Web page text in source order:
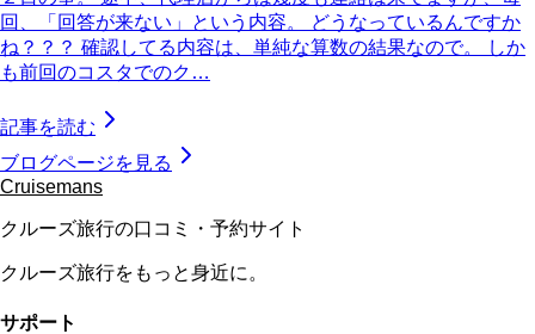
回、「回答が来ない」という内容。 どうなっているんですか
ね？？？ 確認してる内容は、単純な算数の結果なので。 しか
も前回のコスタでのク…
記事を読む
ブログページを見る
Cruisemans
クルーズ旅行の口コミ・予約サイト
クルーズ旅行をもっと身近に。
サポート